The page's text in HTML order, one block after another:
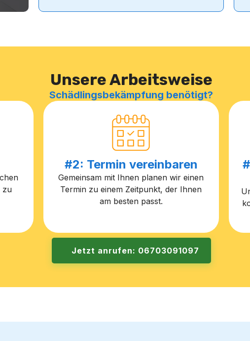
Unsere Arbeitsweise
Schädlingsbekämpfung benötigt?
zu
#2: Termin vereinbaren
Gemeinsam mit Ihnen planen wir einen
Termin zu einem Zeitpunkt, der Ihnen
am besten passt.
Jetzt anrufen: 06703091097